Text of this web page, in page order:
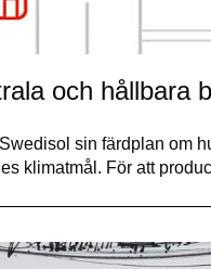
och hållbara
sin färdplan om
klimatmål. För att